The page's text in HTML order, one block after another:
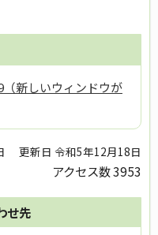
新しいウィンドウが
更新日 令和5年12月18日
アクセス数3953
せ先